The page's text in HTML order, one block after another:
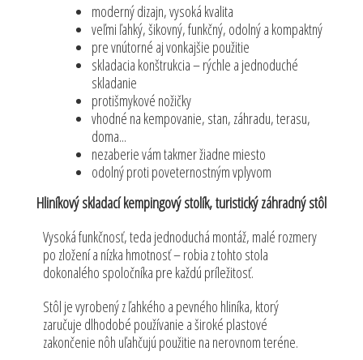
moderný dizajn, vysoká kvalita
veľmi ľahký, šikovný, funkčný, odolný a kompaktný
pre vnútorné aj vonkajšie použitie
skladacia konštrukcia – rýchle a jednoduché
skladanie
protišmykové nožičky
vhodné na kempovanie, stan, záhradu, terasu,
doma...
nezaberie vám takmer žiadne miesto
odolný proti poveternostným vplyvom
Hliníkový skladací kempingový stolík, turistický záhradný stôl
Vysoká funkčnosť, teda jednoduchá montáž, malé rozmery
po zložení a nízka hmotnosť – robia z tohto stola
dokonalého spoločníka pre každú príležitosť.
Stôl je vyrobený z ľahkého a pevného hliníka, ktorý
zaručuje dlhodobé používanie a široké plastové
zakončenie nôh uľahčujú použitie na nerovnom teréne.